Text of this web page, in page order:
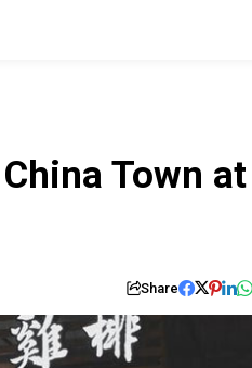
Town at
Share